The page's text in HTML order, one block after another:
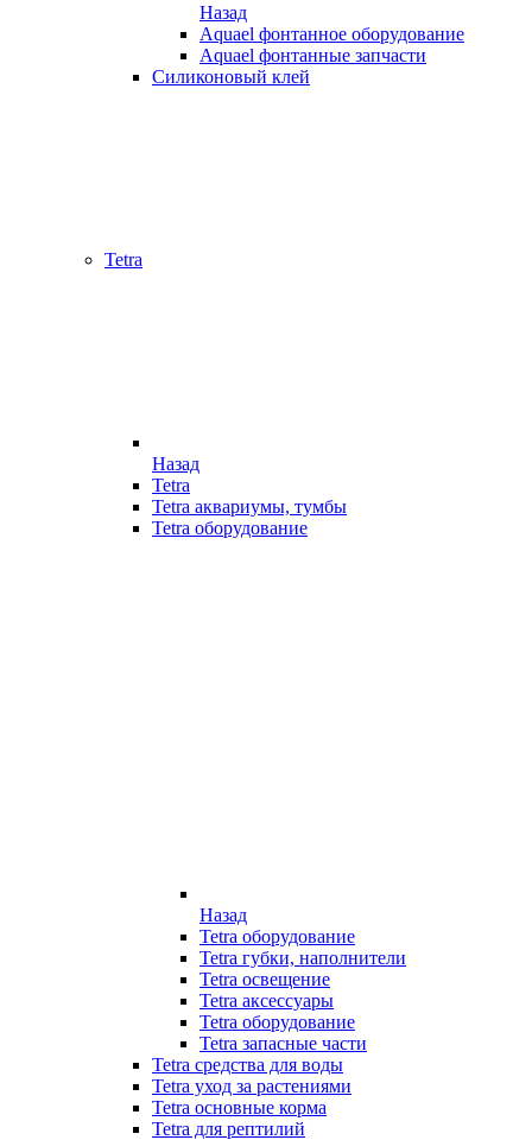
Назад
Aquael фонтанное оборудование
Aquael фонтанные запчасти
Силиконовый клей
Tetra
Назад
Tetra
Tetra аквариумы, тумбы
Tetra оборудование
Назад
Tetra оборудование
Tetra губки, наполнители
Tetra освещение
Tetra аксессуары
Tetra оборудование
Tetra запасные части
Tetra средства для воды
Tetra уход за растениями
Tetra основные корма
Tetra для рептилий